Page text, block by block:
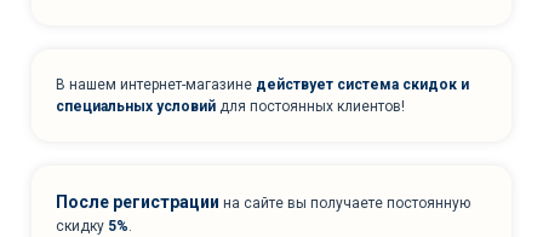
В нашем интернет-магазине действует система скидок и
специальных условий для постоянных клиентов!
После регистрации на сайте вы получаете постоянную
скидку 5%.